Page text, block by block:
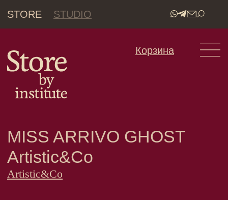
STORE STUDIO
•
MISS ARRIVO GHOST